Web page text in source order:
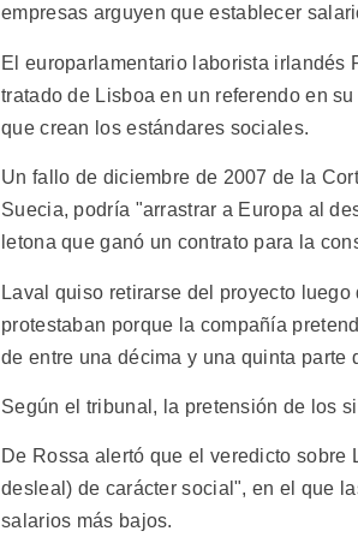
empresas arguyen que establecer
El europarlamentario laborista irlandés
tratado de Lisboa en un referendo en
que crean los estándares sociales.
Un fallo de diciembre de 2007 de la
Suecia, podría "arrastrar a Europa al
letona que ganó un contrato para la
Laval quiso retirarse del proyecto
protestaban porque la compañía
de entre una décima y una quinta parte
Según el tribunal, la pretensión de los
De Rossa alertó que el veredicto
desleal) de carácter social", en el que
salarios más bajos.